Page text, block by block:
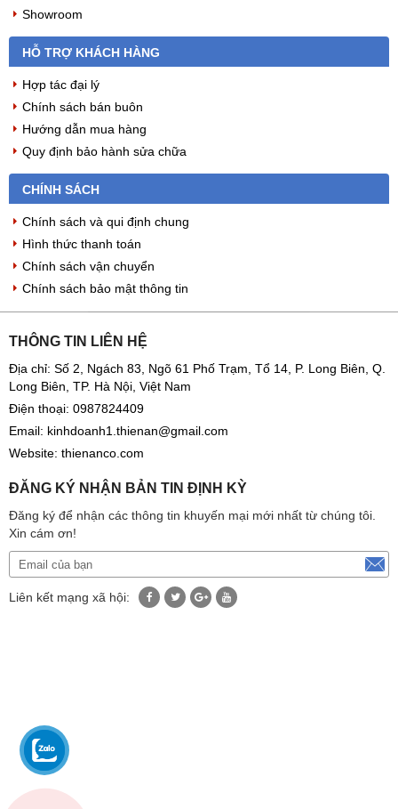
Showroom
HỖ TRỢ KHÁCH HÀNG
Hợp tác đại lý
Chính sách bán buôn
Hướng dẫn mua hàng
Quy định bảo hành sửa chữa
CHÍNH SÁCH
Chính sách và qui định chung
Hình thức thanh toán
Chính sách vận chuyển
Chính sách bảo mật thông tin
THÔNG TIN LIÊN HỆ
Địa chỉ: Số 2, Ngách 83, Ngõ 61 Phố Trạm, Tổ 14, P. Long Biên, Q.
Long Biên, TP. Hà Nội, Việt Nam
Điện thoại: 0987824409
Email: kinhdoanh1.thienan@gmail.com
Website: thienanco.com
ĐĂNG KÝ NHẬN BẢN TIN ĐỊNH KỲ
Đăng ký để nhận các thông tin khuyến mại mới nhất từ chúng tôi.
Xin cám ơn!
Liên kết mạng xã hội: